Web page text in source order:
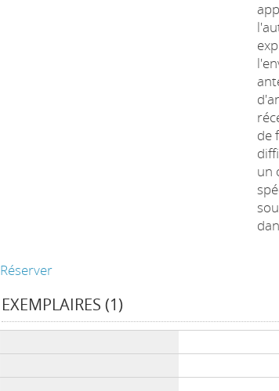
de
un
Réserver
EXEMPLAIRES (1)